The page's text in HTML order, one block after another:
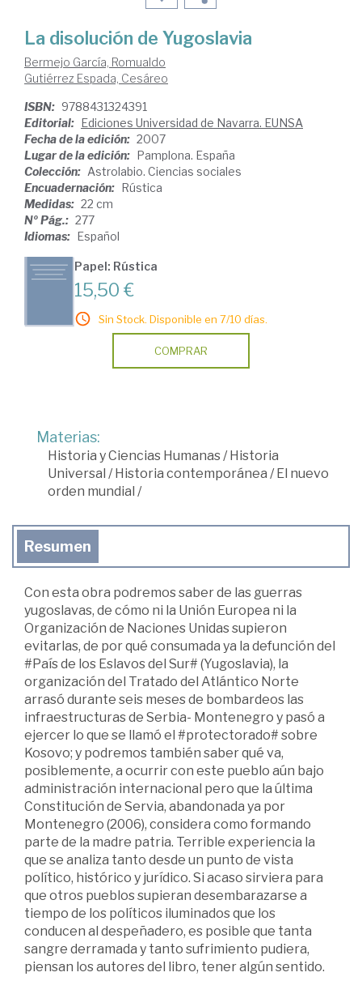
La disolución de Yugoslavia
Bermejo García, Romualdo
Gutiérrez Espada, Cesáreo
ISBN: 9788431324391
Editorial: Ediciones Universidad de Navarra. EUNSA
Fecha de la edición: 2007
Lugar de la edición: Pamplona. España
Colección: Astrolabio. Ciencias sociales
Encuadernación: Rústica
Medidas: 22 cm
Nº Pág.: 277
Idiomas: Español
Papel: Rústica
15,50 €
Sin Stock. Disponible en 7/10 días.
COMPRAR
Materias:
Historia y Ciencias Humanas/Historia
Universal /Historia contemporánea /El nuevo
orden mundial /
Resumen
Con esta obra podremos saber de las guerras
yugoslavas, de cómo ni la Unión Europea ni la
Organización de Naciones Unidas supieron
evitarlas, de por qué consumada ya la defunción del
#País de los Eslavos del Sur# (Yugoslavia), la
organización del Tratado del Atlántico Norte
arrasó durante seis meses de bombardeos las
infraestructuras de Serbia- Montenegro y pasó a
ejercer lo que se llamó el #protectorado# sobre
Kosovo; y podremos también saber qué va,
posiblemente, a ocurrir con este pueblo aún bajo
administración internacional pero que la última
Constitución de Servia, abandonada ya por
Montenegro (2006), considera como formando
parte de la madre patria. Terrible experiencia la
que se analiza tanto desde un punto de vista
político, histórico y jurídico. Si acaso sirviera para
que otros pueblos supieran desembarazarse a
tiempo de los políticos iluminados que los
conducen al despeñadero, es posible que tanta
sangre derramada y tanto sufrimiento pudiera,
piensan los autores del libro, tener algún sentido.